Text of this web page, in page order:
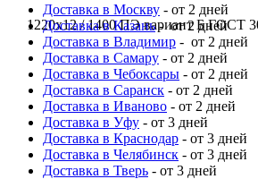
1220x12 / 1400 ПЭ вариант Б ГОСТ
Доставка в Москву - от 2 дней
Доставка в Казань- от 2 дней
Доставка в Владимир - от 2 дней
Доставка в Самару - от 2 дней
Доставка в Чебоксары - от 2 дней
Доставка в Саранск - от 2 дней
Доставка в Иваново - от 2 дней
Доставка в Уфу - от 3 дней
Доставка в Краснодар - от 3 дней
Доставка в Челябинск - от 3 дней
Доставка в Тверь - от 3 дней